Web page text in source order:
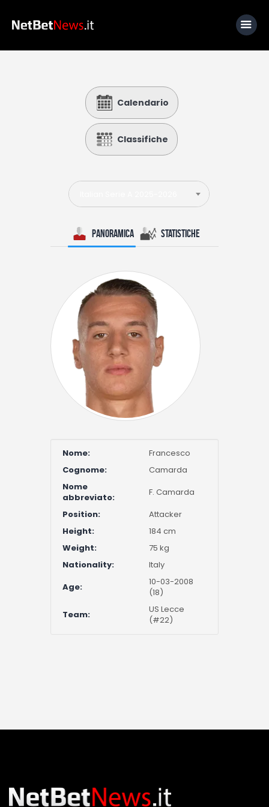
Calcio
Basket
Tennis
Lo Sapevi Che
I consigli di Giulia
Calendario
Classifiche
Panoramica Statistiche
Nome:
Francesco
Cognome:
Camarda
Nome
abbreviato:
F. Camarda
Position:
Attacker
Height:
184 cm
Weight:
75 kg
Nationality:
Italy
Age:
10-03-2008
(18)
Team:
US Lecce
(#22)